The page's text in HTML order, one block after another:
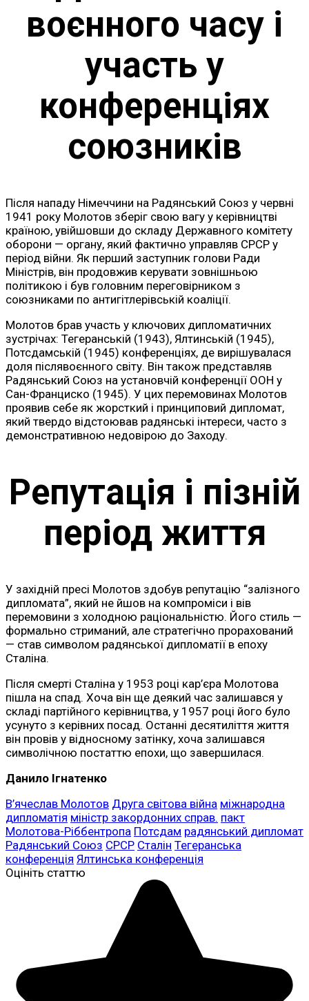
воєнного часу і
участь у
конференціях
союзників
Після нападу Німеччини на Радянський Союз у червні
1941 року Молотов зберіг свою вагу у керівництві
країною, увійшовши до складу Державного комітету
оборони — органу, який фактично управляв СРСР у
період війни. Як перший заступник голови Ради
Міністрів, він продовжив керувати зовнішньою
політикою і був головним переговірником з
союзниками по антигітлерівській коаліції.
Молотов брав участь у ключових дипломатичних
зустрічах: Тегеранській (1943), Ялтинській (1945),
Потсдамській (1945) конференціях, де вирішувалася
доля післявоєнного світу. Він також представляв
Радянський Союз на установчій конференції ООН у
Сан-Франциско (1945). У цих перемовинах Молотов
проявив себе як жорсткий і принциповий дипломат,
який твердо відстоював радянські інтереси, часто з
демонстративною недовірою до Заходу.
Репутація і пізній
період життя
У західній пресі Молотов здобув репутацію “залізного
дипломата”, який не йшов на компроміси і вів
перемовини з холодною раціональністю. Його стиль —
формально стриманий, але стратегічно прорахований
— став символом радянської дипломатії в епоху
Сталіна.
Після смерті Сталіна у 1953 році кар’єра Молотова
пішла на спад. Хоча він ще деякий час залишався у
складі партійного керівництва, у 1957 році його було
усунуто з керівних посад. Останні десятиліття життя
він провів у відносному затінку, хоча залишався
символічною постаттю епохи, що завершилася.
Данило Ігнатенко
В’ячеслав Молотов Друга світова війна міжнародна
дипломатія міністр закордонних справ. пакт
Молотова-Ріббентропа Потсдам радянський дипломат
Радянський Союз СРСР Сталін Тегеранська
конференція Ялтинська конференція
Оцініть статтю